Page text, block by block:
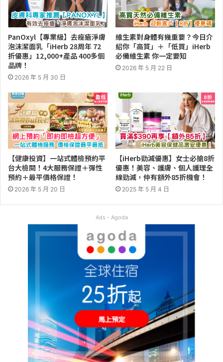
PanOxyl【專業級】去痤瘡淨膚
泡沫潔面乳「iHerb 28周年 72
折優惠」12,000+產品 400多個
品牌！
2026 年 5 月 30 日
維生素對身體有幾重要？今日介
紹你「高質」＋「低買」iHerb
必備維生素 你一定要知
2026 年 5 月 22 日
【健康投資】一站式體檢預約平
台大檢閱！4大服務保證＋彈性
預約＋最平價格保證！
2026 年 5 月 20 日
【iHerb勁減優惠】女士必搶8折
優惠！美容、護膚、個人護理全
線勁減，仲有額外85折機會！
2025 年 5 月 4 日
Ads - Agoda